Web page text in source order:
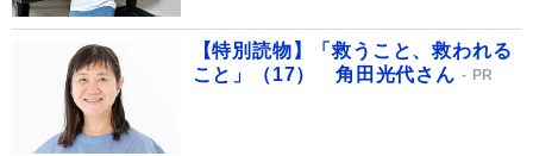
【特別読物】「救うこと、救われる
こと」（17） 角田光代さん
PR